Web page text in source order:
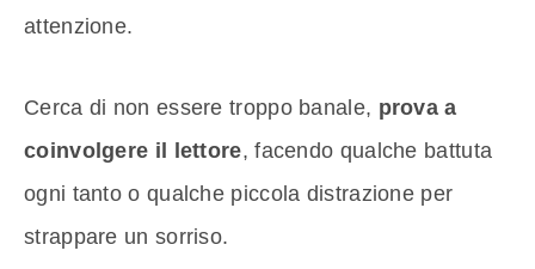
attenzione.
Cerca di non essere troppo banale, prova a
coinvolgere il lettore, facendo qualche battuta
ogni tanto o qualche piccola distrazione per
strappare un sorriso.